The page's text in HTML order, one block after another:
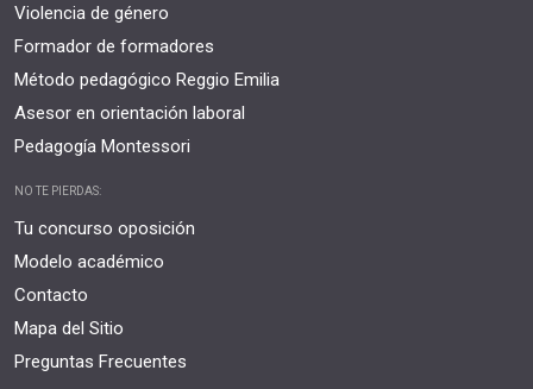
Violencia de género
Formador de formadores
Método pedagógico Reggio Emilia
Asesor en orientación laboral
Pedagogía Montessori
NO TE PIERDAS:
Tu concurso oposición
Modelo académico
Contacto
Mapa del Sitio
Preguntas Frecuentes